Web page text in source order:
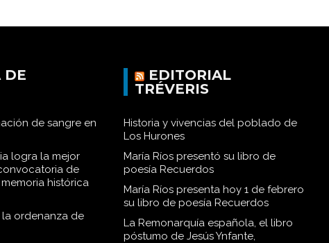
DE
de sangre en
logra la mejor
de
histórica
ordenanza de
EDITORIAL
TRÉVERIS
Historia y vivencias del poblado de
Los Hurones
María Ríos presentó su libro de
poesía Recuerdos
María Ríos presenta hoy 1 de febrero
su libro de poesía Recuerdos
La Remonarquía española, el libro
póstumo de Jesús Ynfante,